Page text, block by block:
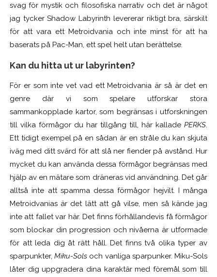
svag för mystik och filosofiska narrativ och det är något
jag tyckerShadow Labyrinth levererarriktigt bra, särskilt
för att vara ett Metroidvania och inte minst för att ha
baserats på Pac-Man, ett spel helt utan berättelse.
Kan du hitta ut ur labyrinten?
För er som inte vet vad ett Metroidvania är så är det en
genre där vi som spelare utforskar stora
sammankopplade kartor, som begränsas i utforskningen
till vilka förmågor du har tillgång till, här kallade PERKS.
Ett tidigt exempel på en sådan är en stråle du kan skjuta
iväg med ditt svärd för att slå ner fiender på avstånd. Hur
mycket du kan använda dessa förmågorbegränsas med
hjälp av en mätare som dräneras vid användning. Det går
alltså inte att spamma dessa förmågor hejvilt. I många
Metroidvanias är det lätt att gå vilse, men så kände jag
inte att fallet var här. Det finns förhållandevis få förmågor
som blockar din progression ochnivåerna ärutformade
för att leda dig åt rätt håll. Det finns två olika typer av
sparpunkter, Miku-Sols och vanliga sparpunker. Miku-Sols
låter dig uppgradera dina karaktär med föremål som till